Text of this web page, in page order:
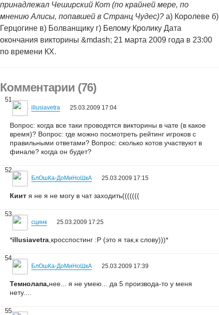
принадлежал Чеширский Кот (по крайней мере, по
мнению Алисы, попавшей в Странц Чудес)? а) Королеве б)
Герцогине в) Болванщику г) Белому Кролику Дата
окончания викторины &mdash; 21 марта 2009 года в 23:00
по времени КХ.
Комментарии (76)
51
illusiavetra 25.03.2009 17:04
Вопрос: когда все таки проводятся викторины в чате (в какое
время)? Вопрос: где можно посмотреть рейтинг игроков с
правильными ответами? Вопрос: сколько котов участвуют в
финале? когда он будет?
52
БлОшКа-ДоМиНоШкА 25.03.2009 17:15
Киит я не я не могу в чат заходить(((((((
53
сцинк 25.03.2009 17:25
*illusiavetra ,кросспостинг :Р (это я так,к слову)))*
54
БлОшКа-ДоМиНоШкА 25.03.2009 17:39
Темнолапа,нее... я не умею... да 5 производа-то у меня
нету....
55